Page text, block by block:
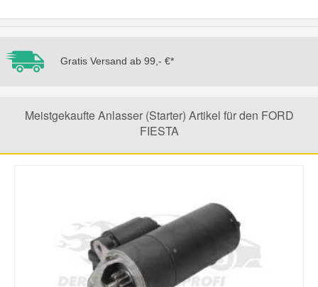
Gratis Versand ab 99,- €*
Meistgekaufte Anlasser (Starter) Artikel für den FORD
FIESTA
Mini Ersatzteile
Mitsubishi Ersatzteile
Nissan Ersatzteile
Skoda Ersatzteile
Smart Ersatzteile